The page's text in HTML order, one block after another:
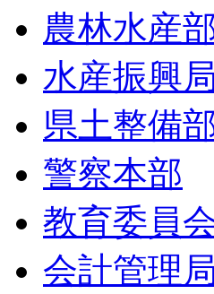
農林水産
水産振興局
県土整備
警察本部
教育委員
会計管理局